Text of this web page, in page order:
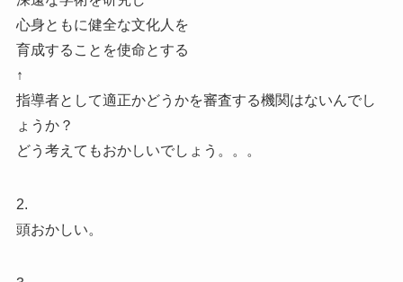
心身ともに健全な文化人を
育成することを使命とする
↑
指導者として適正かどうかを審査する機関はないんでし
ょうか？
どう考えてもおかしいでしょう。。。
2.
頭おかしい。